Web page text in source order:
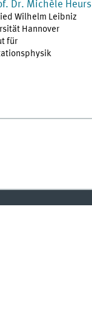
Dr. Michèle Heurs
Wilhelm Leibniz
Hannover
für